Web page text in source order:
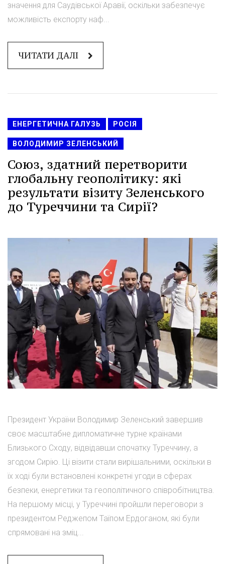
значення для Саудівської Аравії, оскільки забезпечує
можливість експорту наф...
ЧИТАТИ ДАЛІ
ЕНЕРГЕТИЧНА ГАЛУЗЬ РОСІЯ
ВОЛОДИМИР ЗЕЛЕНСЬКИЙ
Союз, здатний перетворити
глобальну геополітику: які
результати візиту Зеленського
до Туреччини та Сирії?
Президент України Володимир Зеленський завершив
своє масштабне дипломатичне турне країнами
Близького Сходу, відвідавши спочатку Туреччину, а
згодом Сирію. Ці візити стали вирішальними, оскільки в
їх ході були встановлені конкретні угоди в сферах
безпеки, енергетики та геополітичного співробітництва.
На першому місці, у Туреччині пройшли переговори з
президентом Реджепом Таїпом Ердоганом, які були
спрямовані на зміц...